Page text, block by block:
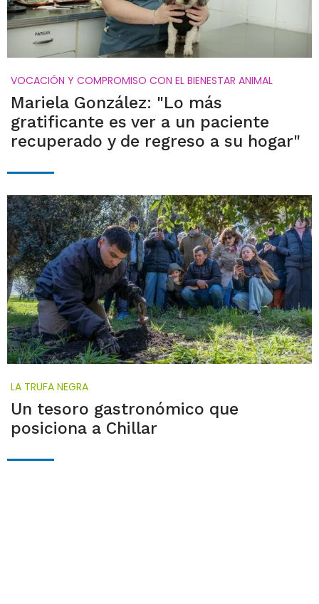
VOCACIÓN Y COMPROMISO CON EL BIENESTAR ANIMAL
Mariela González: "Lo más
gratificante es ver a un paciente
recuperado y de regreso a su hogar"
LA TRUFA NEGRA
Un tesoro gastronómico que
posiciona a Chillar